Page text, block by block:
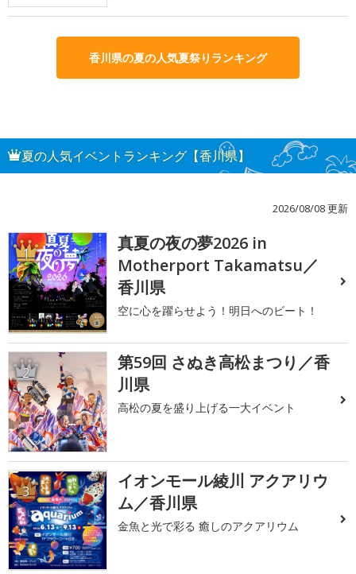
香川県の夏の人気夏祭りランキング
夏の人気イベントランキング【香川県】
2026/08/08 更新
1
真夏の夜の夢2026 in
Motherport Takamatsu／
香川県
空に心を躍らせよう！明日へのビート！
2
第59回 さぬき高松まつり／香
川県
高松の夏を盛り上げる一大イベント
3
イオンモール綾川 アクアリウ
ム／香川県
金魚と光で彩る 癒しのアクアリウム